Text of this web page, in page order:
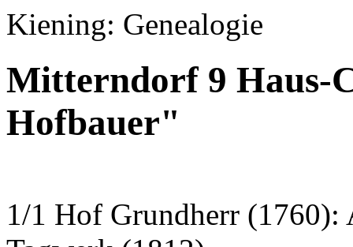
Kiening: Genealogie
Mitterndorf 9 Haus-
Hofbauer"
1/1 Hof Grundherr